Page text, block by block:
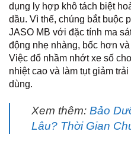
dụng ly hợp khô tách biệt
dầu. Vì thế, chúng bắt buộc
JASO MB với đặc tính ma
động nhẹ nhàng, bốc hơn
Việc đổ nhầm nhớt xe số
nhiệt cao và làm tụt giảm
dùng.
Xem thêm: Bảo
Lâu? Thời Gian